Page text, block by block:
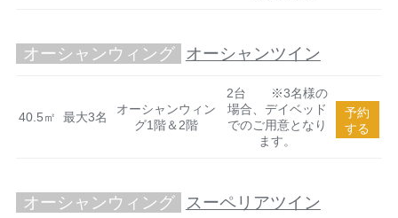
オーシャンウィング オーシャンツイン
40.5㎡ 最大3名
オーシャンウィン
グ1階＆2階
2台 ※3名様の
場合、デイベッド
でのご用意となり
ます。
予約
する
オーシャンウィング スーペリアツイン